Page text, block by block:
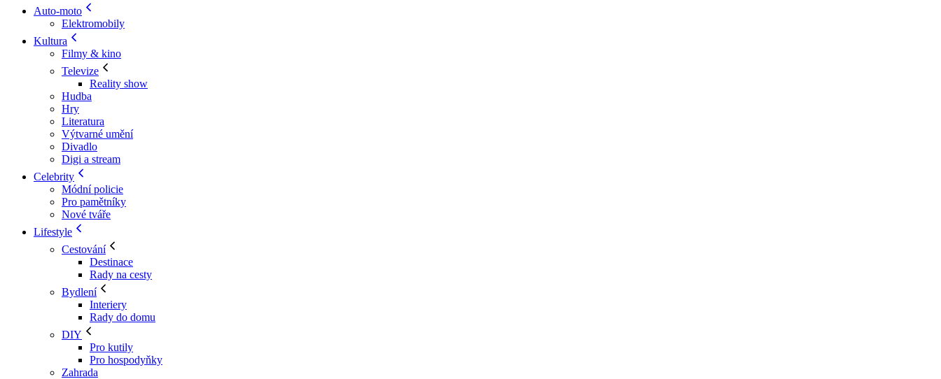
Auto-moto
Elektromobily
Kultura
Filmy & kino
Televize
Reality show
Hudba
Hry
Literatura
Výtvarné umění
Divadlo
Digi a stream
Celebrity
Módní policie
Pro pamětníky
Nové tváře
Lifestyle
Cestování
Destinace
Rady na cesty
Bydlení
Interiery
Rady do domu
DIY
Pro kutily
Pro hospodyňky
Zahrada